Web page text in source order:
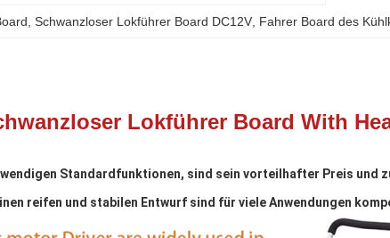
Schwanzloser Lokführer Board DC12V, Fahrer Board des
Lokführer Board With
Standardfunktionen, sind sein vorteilhafter Preis
reifen und stabilen Entwurf sind für viele Anwendungen